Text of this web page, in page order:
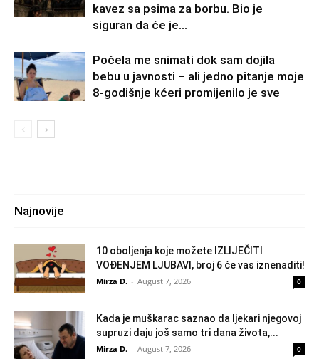
kavez sa psima za borbu. Bio je
siguran da će je...
Počela me snimati dok sam dojila
bebu u javnosti – ali jedno pitanje moje
8-godišnje kćeri promijenilo je sve
Najnovije
10 oboljenja koje možete IZLIJEČITI
VOĐENJEM LJUBAVI, broj 6 će vas iznenaditi!
Mirza D. - August 7, 2026 0
Kada je muškarac saznao da ljekari njegovoj
supruzi daju još samo tri dana života,...
Mirza D. - August 7, 2026 0